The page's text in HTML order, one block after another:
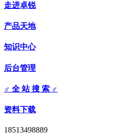
走进卓锐
产品天地
知识中心
后台管理
♂ 全 站 搜 索 ♂
资料下载
18513498889